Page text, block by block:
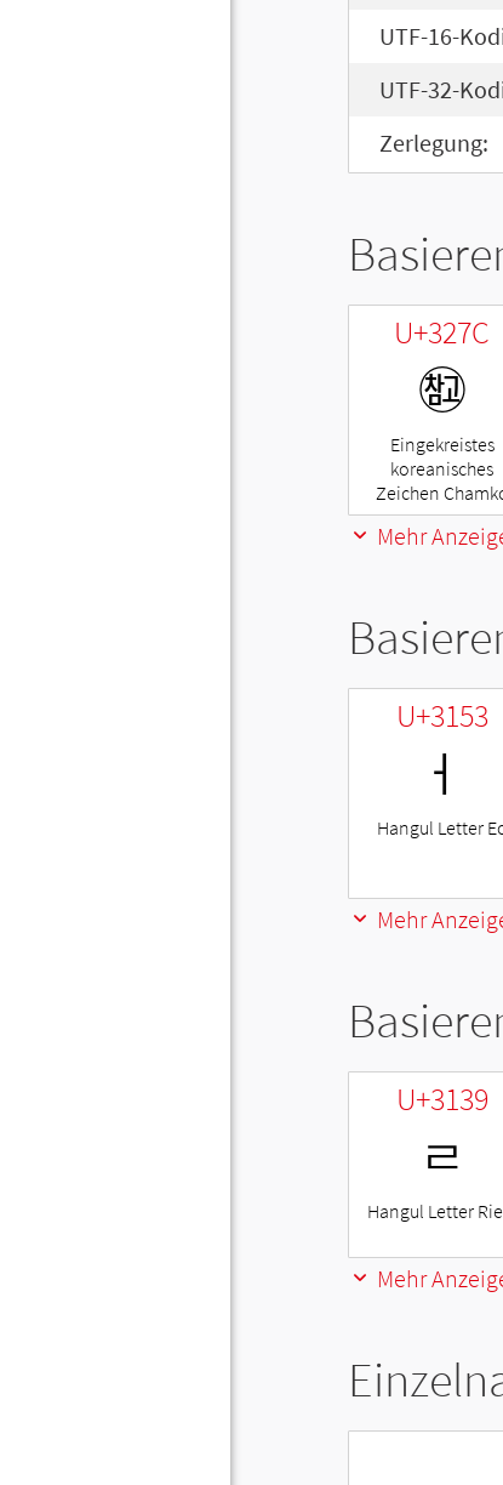
UTF-16-
UTF-32-
Zerlegung:
U+327C
㉼
Eingekreistes
koreanisches
Zeichen
Mehr
U+3153
ㅓ
Hangul Letter
Mehr
U+3139
ㄹ
Hangul Letter
Mehr